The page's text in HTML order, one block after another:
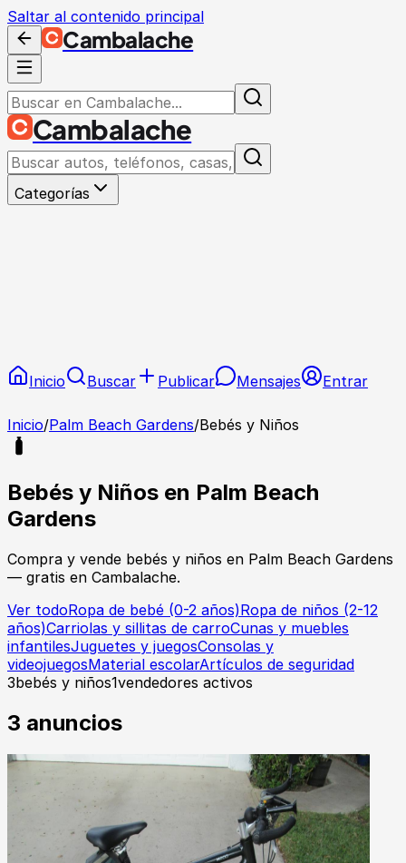
Saltar al contenido principal
Cambalache
Cambalache
Categorías
Inicio Buscar Publicar Mensajes Entrar
Inicio/Palm Beach Gardens/Bebés y Niños
Bebés y Niños en Palm Beach
Gardens
Compra y vende bebés y niños en Palm Beach Gardens
— gratis en Cambalache.
Ver todoRopa de bebé (0-2 años)Ropa de niños (2-12
años)Carriolas y sillitas de carroCunas y muebles
infantilesJuguetes y juegosConsolas y
videojuegosMaterial escolarArtículos de seguridad
3bebés y niños1vendedores activos
3 anuncios